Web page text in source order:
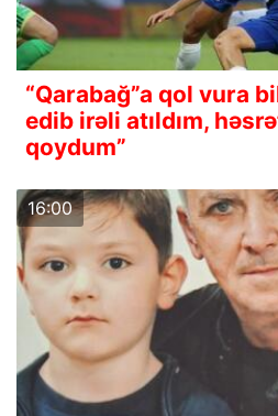
“Qarabağ”a qol vura
edib irəli atıldım,
qoydum”
16:00